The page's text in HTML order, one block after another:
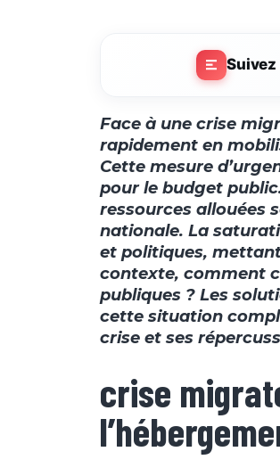
Suivez
Face à une crise
rapidement en
Cette mesure
pour le budget
ressources allouées
nationale. La
et politiques,
contexte, comment
publiques ? Les
cette situation
crise et ses
crise